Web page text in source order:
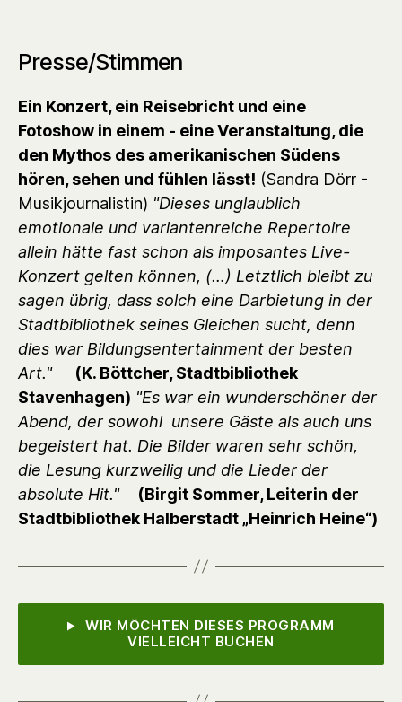
Presse/Stimmen
Ein Konzert, ein Reisebricht und eine
Fotoshow in einem - eine Veranstaltung, die
den Mythos des amerikanischen Südens
hören, sehen und fühlen lässt! (Sandra Dörr -
Musikjournalistin) "Dieses unglaublich
emotionale und variantenreiche Repertoire
allein hätte fast schon als imposantes Live-
Konzert gelten können, (…) Letztlich bleibt zu
sagen übrig, dass solch eine Darbietung in der
Stadtbibliothek seines Gleichen sucht, denn
dies war Bildungsentertainment der besten
Art."
(K. Böttcher, Stadtbibliothek
Stavenhagen) "Es war ein wunderschöner der
Abend, der sowohl unsere Gäste als auch uns
begeistert hat. Die Bilder waren sehr schön,
die Lesung kurzweilig und die Lieder der
absolute Hit."
(Birgit Sommer, Leiterin der
Stadtbibliothek Halberstadt „Heinrich Heine“)
WIR MÖCHTEN DIESES PROGRAMM
VIELLEICHT BUCHEN